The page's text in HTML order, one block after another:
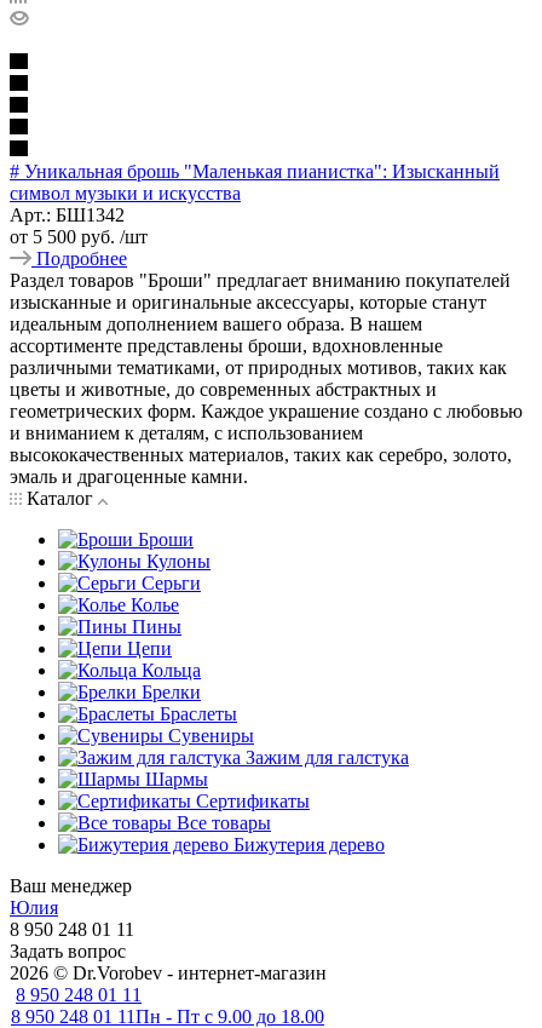
# Уникальная брошь "Маленькая пианистка": Изысканный
символ музыки и искусства
Арт.: БШ1342
от 5 500 руб. /шт
Подробнее
Раздел товаров "Броши" предлагает вниманию покупателей
изысканные и оригинальные аксессуары, которые станут
идеальным дополнением вашего образа. В нашем
ассортименте представлены броши, вдохновленные
различными тематиками, от природных мотивов, таких как
цветы и животные, до современных абстрактных и
геометрических форм. Каждое украшение создано с любовью
и вниманием к деталям, с использованием
высококачественных материалов, таких как серебро, золото,
эмаль и драгоценные камни.
Каталог
Броши
Кулоны
Серьги
Колье
Пины
Цепи
Кольца
Брелки
Браслеты
Сувениры
Зажим для галстука
Шармы
Сертификаты
Все товары
Бижутерия дерево
Ваш менеджер
Юлия
8 950 248 01 11
Задать вопрос
2026 © Dr.Vorobev - интернет-магазин
8 950 248 01 11
8 950 248 01 11Пн - Пт с 9.00 до 18.00